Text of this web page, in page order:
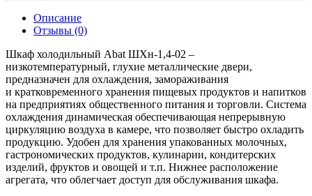
Описание
Отзывы (0)
Шкаф холодильный Abat ШХн-1,4-02 –
низкотемпературный, глухие металлические двери,
предназначен для охлаждения, замораживания
и кратковременного хранения пищевых продуктов и напитков
на предприятиях общественного питания и торговли. Система
охлаждения динамическая обеспечивающая непрерывную
циркуляцию воздуха в камере, что позволяет быстро охладить
продукцию. Удобен для хранения упакованных молочных,
гастрономических продуктов, кулинарии, кондитерских
изделий, фруктов и овощей и т.п. Нижнее расположение
агрегата, что облегчает доступ для обслуживания шкафа.